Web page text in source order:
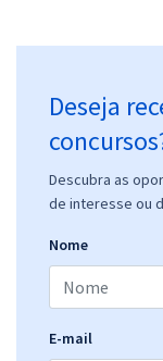
Deseja
Descubra as
de interesse ou
Nome
E-mail